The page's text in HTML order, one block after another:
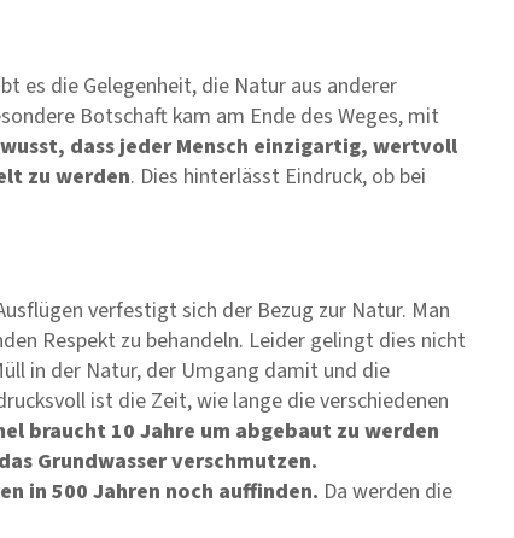
es die Gelegenheit, die Natur aus anderer
Botschaft kam am Ende des Weges, mit
dass jeder Mensch einzigartig, wertvoll
zu werden. Dies hinterlässt Eindruck, ob bei
verfestigt sich der Bezug zur Natur. Man
Respekt zu behandeln. Leider gelingt dies nicht
in der Natur, der Umgang damit und die
ist die Zeit, wie lange die verschiedenen
braucht 10 Jahre um abgebaut zu werden
Grundwasser verschmutzen.
in 500 Jahren noch auffinden. Da werden die